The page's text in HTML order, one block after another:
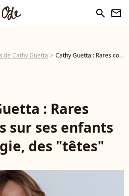
search newsletter
de Cathy Guetta Cathy Guetta : Rares confidences sur ses enfants Tim et Angie, des "têtes" - Vidéo
: Rares
sur ses enfants
des "têtes"